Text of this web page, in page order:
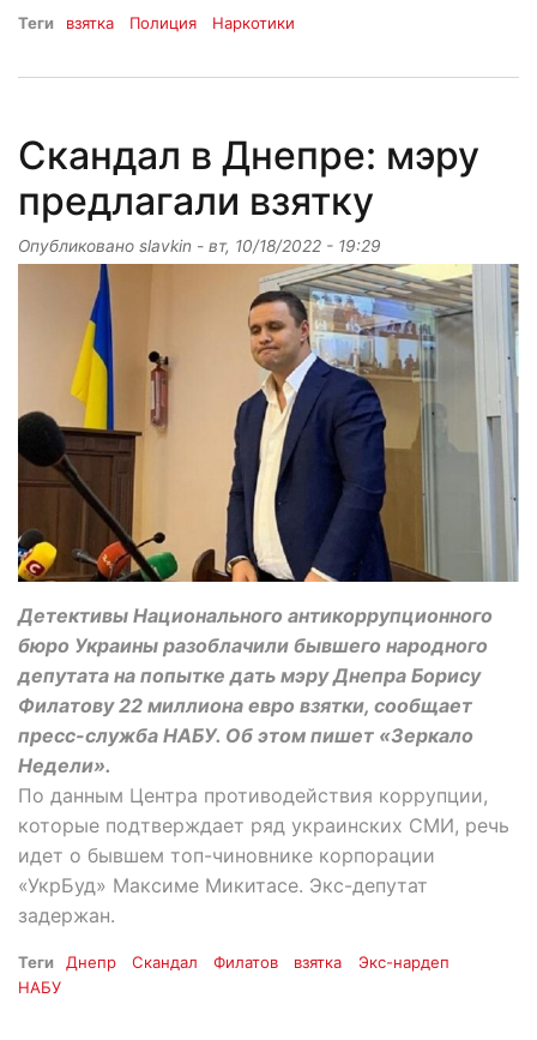
Теги взятка Полиция Наркотики
Скандал в Днепре: мэру
предлагали взятку
Опубликовано slavkin - вт, 10/18/2022 - 19:29
Детективы Национального антикоррупционного
бюро Украины разоблачили бывшего народного
депутата на попытке дать мэру Днепра Борису
Филатову 22 миллиона евро взятки, сообщает
пресс-служба НАБУ. Об этом пишет «Зеркало
Недели».
По данным Центра противодействия коррупции,
которые подтверждает ряд украинских СМИ, речь
идет о бывшем топ-чиновнике корпорации
«УкрБуд» Максиме Микитасе. Экс-депутат
задержан.
Теги Днепр Скандал Филатов взятка
Экс-нардеп
НАБУ